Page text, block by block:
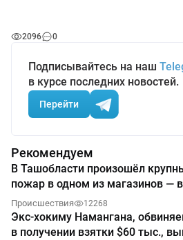
2096 0
Подписывайтесь на наш
в курсе последних новостей.
Перейти
Рекомендуем
В Ташобласти произошёл
пожар в одном из магазинов —
Происшествия 12268
Экс-хокиму Намангана,
в получении взятки $60 тыс.,